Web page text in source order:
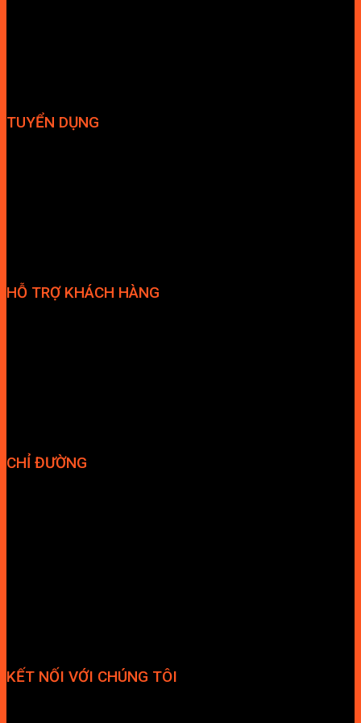
TUYỂN DỤNG
HỖ TRỢ KHÁCH HÀNG
CHỈ ĐƯỜNG
KẾT NỐI VỚI CHÚNG TÔI